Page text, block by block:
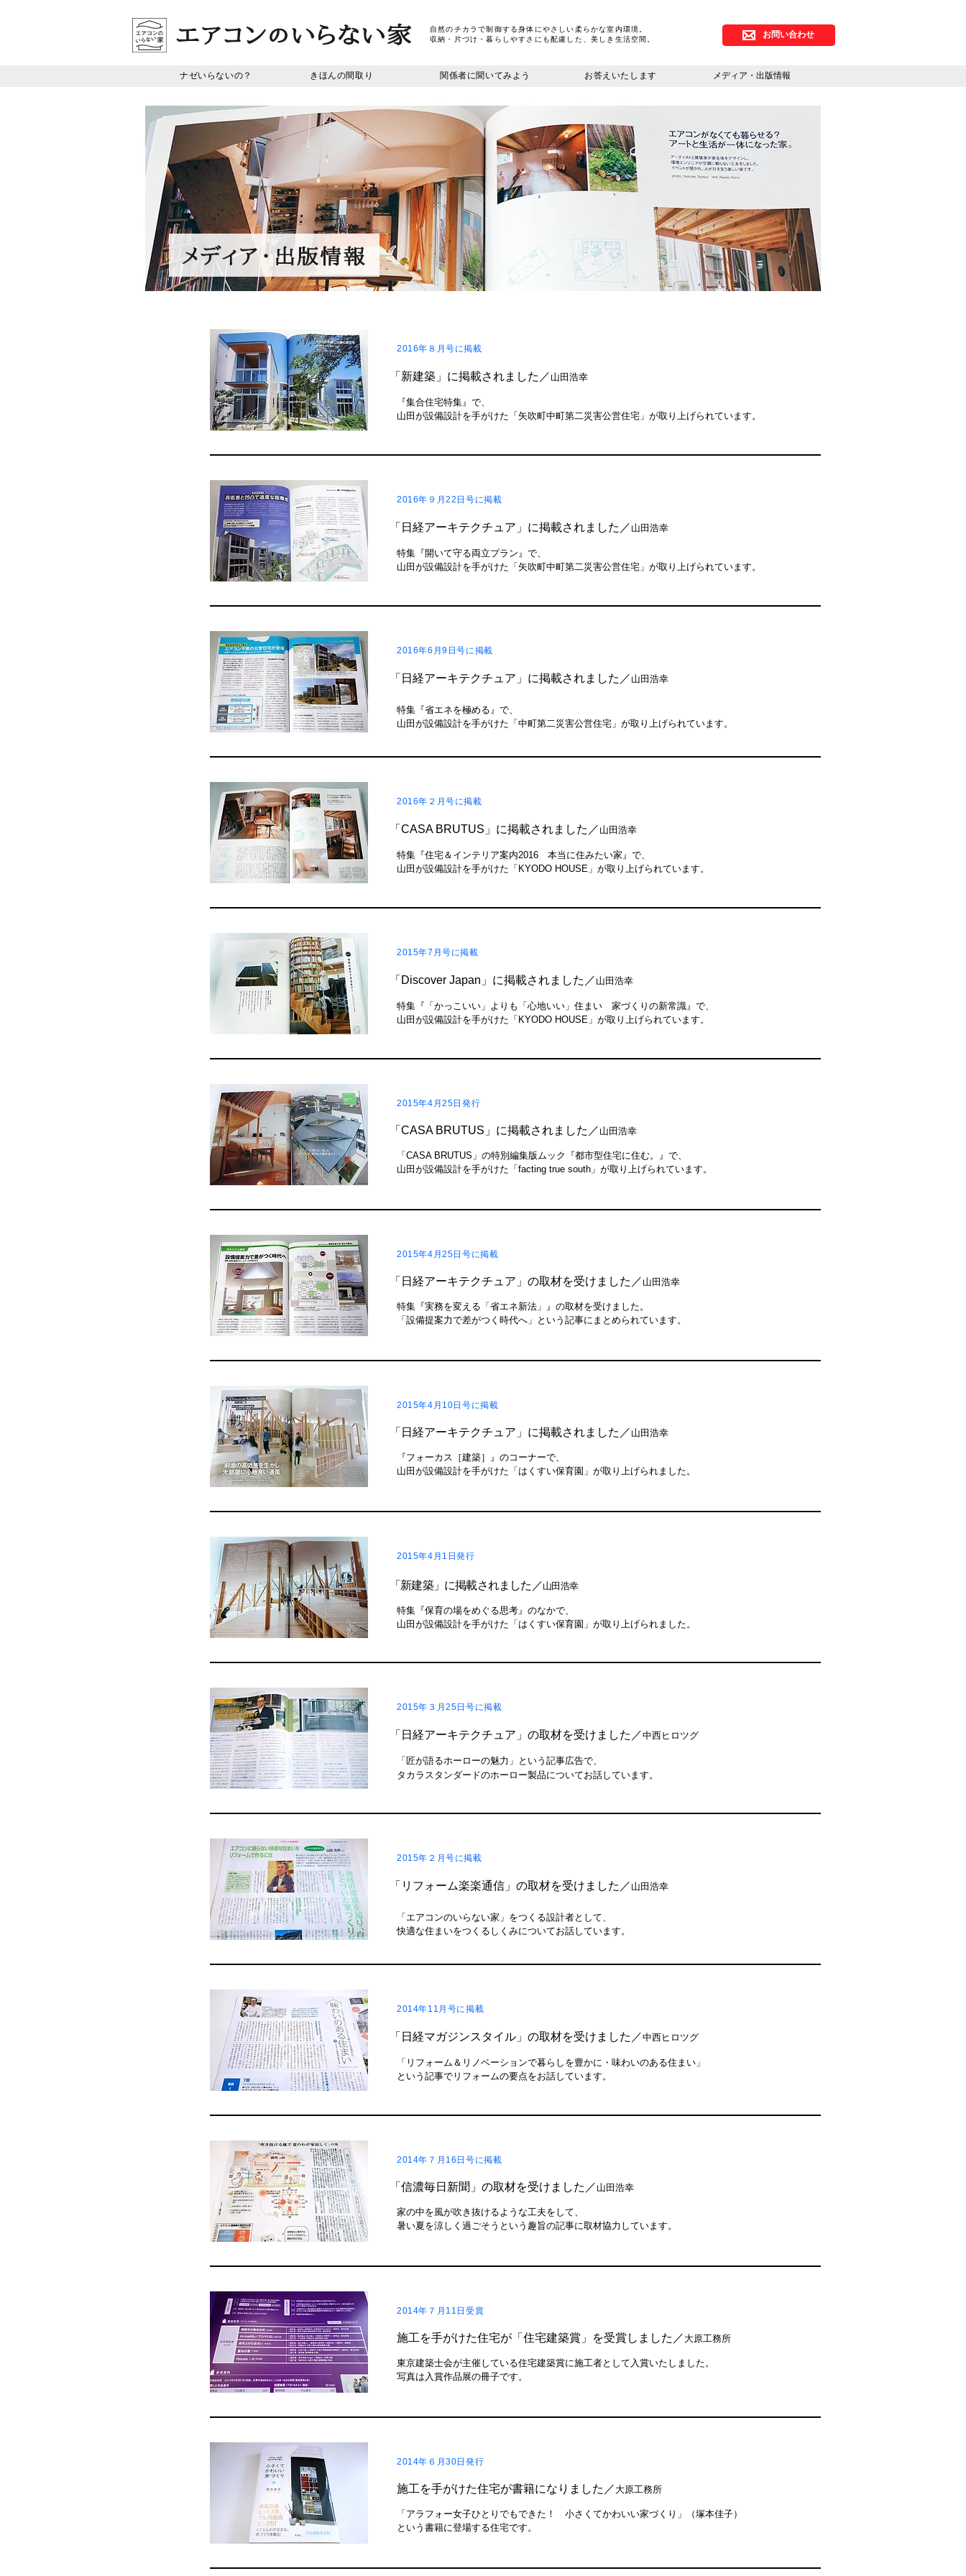
自然のチカラで制御する身体にやさしい柔らかな室内環境。
収納・片づけ・暮らしやすさにも配慮した、美しき生活空間。
お問い合わせ
ナゼいらないの？ きほんの間取り 関係者に聞いてみよう お答えいたします メディア・出版情報
2016年８ 月号に掲載
「新建築」に掲載されました／ 山田浩幸
『集合住宅特集』で、
山田が設備設計を手がけた「矢吹町中町第二災害公営住宅」が取り上げられています。
2016年 ９月22日号に掲載
「日経アーキテクチュア」に掲載されました／ 山田浩幸
特集『開いて守る両立プラン』で、
山田が設備設計を手がけた「矢吹町中町第二災害公営住宅」が取り上げられています。
特集『省エネを極める』で、
山田が設備設計を手がけた「中町第二災害公営住宅」が取り上げられています。
2016年6月9日号に掲載
「日経アーキテクチュア」に掲載されました／ 山田浩幸
2016年２月号に掲載
「CASA BRUTUS」に掲載されました／ 山田浩幸
特集『住宅＆インテリア案内2016 本当に住みたい家』で、
山田が設備設計を手がけた「KYODO HOUSE」が取り上げられています。
2015年7月号に掲載
「Discover Japan」に掲載されました／ 山田浩幸
特集『「かっこいい」よりも「心地いい」住まい 家づくりの新常識』で、
山田が設備設計を手がけた「KYODO HOUSE」が取り上げられています。
2015年4月25日発行
「CASA BRUTUS」に掲載されました／ 山田浩幸
「CASA BRUTUS」の特別編集版ムック『都市型住宅に住む。』で、
山田が設備設計を手がけた「facting true south」が取り上げられています。
2015年4月25日号に掲載
「日経アーキテクチュア」の取材を受けました／ 山田浩幸
特集『実務を変える「省エネ新法」』の取材を受けました。
「設備提案力で差がつく時代へ」という記事にまとめられています。
2015年4月10日号に掲載
「日経アーキテクチュア」に掲載されました／ 山田浩幸
『フォーカス［建築］』のコーナーで、
山田が設備設計を手がけた「はくすい保育園」が取り上げられました。
2015年4月1日発行
「新建築」に掲載されました／山田浩幸
特集『保育の場をめぐる思考』のなかで、
山田が設備設計を手がけた「はくすい保育園」が取り上げられました。
2015年 ３月25日号に掲載
「日経アーキテクチュア」の取材を受けました／中西ヒロツグ
「匠が語るホーローの魅力」という記事広告で、
タカラスタンダードのホーロー製品についてお話しています。
「リフォーム楽楽通信」の取材を受けました／ 山田浩幸
2015年２月号に掲載
「エアコンのいらない家」をつくる設計者として、
快適な住まいをつくるしくみについてお話しています。
2014年11月号に掲載
「日経マガジンスタイル」の取材を受けました／中西ヒロツグ
「リフォーム＆リノベーションで暮らしを豊かに・味わいのある住まい」
という記事でリフォームの要点をお話しています。
2014年７月16日号に掲載
「信濃毎日新聞」の取材を受けました／ 山田浩幸
家の中を風が吹き抜けるような工夫をして、
暑い夏を涼しく過ごそうという趣旨の記事に取材協力しています。
2014年７月11日受賞
施工を手がけた住宅が「住宅建築賞」を受賞しました／ 大原工務所
東京建築士会が主催している住宅建築賞に施工者として入賞いたしました。
写真は入賞作品展の冊子です。
2014年６月30日発行
施工を手がけた住宅が書籍になりました／ 大原工務所
「アラフォー女子ひとりでもできた！ 小さくてかわいい家づくり」（塚本佳子）
という書籍に登場する住宅です。